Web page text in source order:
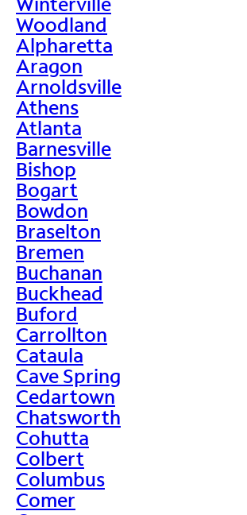
Woodland
Alpharetta
Aragon
Arnoldsville
Athens
Atlanta
Barnesville
Bishop
Bogart
Bowdon
Braselton
Bremen
Buchanan
Buckhead
Buford
Carrollton
Cataula
Cave Spring
Cedartown
Chatsworth
Cohutta
Colbert
Columbus
Comer